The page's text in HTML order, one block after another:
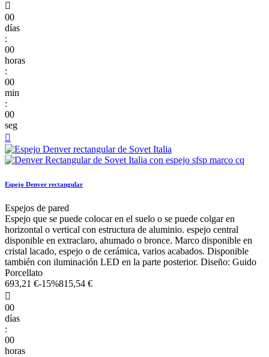

00
días
:
00
horas
:
00
min
:
00
seg

Espejo Denver rectangular
Espejos de pared
Espejo que se puede colocar en el suelo o se puede colgar en
horizontal o vertical con estructura de aluminio. espejo central
disponible en extraclaro, ahumado o bronce. Marco disponible en
cristal lacado, espejo o de cerámica, varios acabados. Disponible
también con iluminación LED en la parte posterior. Diseño: Guido
Porcellato
693,21 €-15%815,54 €

00
días
:
00
horas